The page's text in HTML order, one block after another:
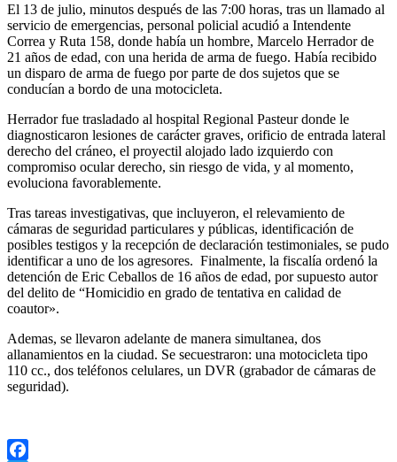
El 13 de julio, minutos después de las 7:00 horas, tras un llamado al
servicio de emergencias, personal policial acudió a Intendente
Correa y Ruta 158, donde había un hombre, Marcelo Herrador de
21 años de edad, con una herida de arma de fuego. Había recibido
un disparo de arma de fuego por parte de dos sujetos que se
conducían a bordo de una motocicleta.
Herrador fue trasladado al hospital Regional Pasteur donde le
diagnosticaron lesiones de carácter graves, orificio de entrada lateral
derecho del cráneo, el proyectil alojado lado izquierdo con
compromiso ocular derecho, sin riesgo de vida, y al momento,
evoluciona favorablemente.
Tras tareas investigativas, que incluyeron, el relevamiento de
cámaras de seguridad particulares y públicas, identificación de
posibles testigos y la recepción de declaración testimoniales, se pudo
identificar a uno de los agresores. Finalmente, la fiscalía ordenó la
detención de Eric Ceballos de 16 años de edad, por supuesto autor
del delito de “Homicidio en grado de tentativa en calidad de
coautor».
Ademas, se llevaron adelante de manera simultanea, dos
allanamientos en la ciudad. Se secuestraron: una motocicleta tipo
110 cc., dos teléfonos celulares, un DVR (grabador de cámaras de
seguridad).